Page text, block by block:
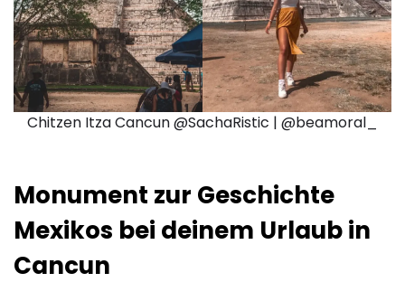
Chitzen Itza Cancun @SachaRistic | @beamoral_
Monument zur Geschichte
Mexikos bei deinem Urlaub in
Cancun